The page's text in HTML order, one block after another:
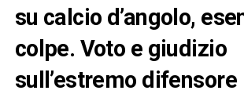
su calcio d’angolo,
colpe. Voto e giudizio
sull’estremo difensore